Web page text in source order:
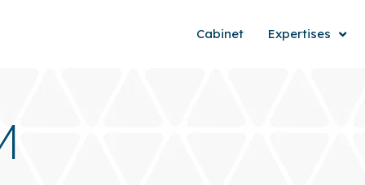
Cabinet Expertises